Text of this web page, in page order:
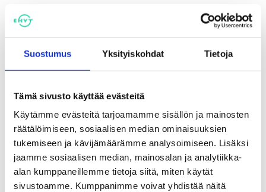
Suostumus Yksityiskohdat Tietoja
Tämä sivusto käyttää evästeitä
Käytämme evästeitä tarjoamamme sisällön ja mainosten
räätälöimiseen, sosiaalisen median ominaisuuksien
tukemiseen ja kävijämäärämme analysoimiseen. Lisäksi
jaamme sosiaalisen median, mainosalan ja analytiikka-
alan kumppaneillemme tietoja siitä, miten käytät
sivustoamme. Kumppanimme voivat yhdistää näitä
Kansanterveys tarvitsee
vahvoja puolustajia
liiketoiminnallista etuaan ilman tarvetta huolehtia
tuotteiden aiheuttamista haitoista. Viime kädessä kyse
on siitä, kuka puolustaa kansanterveyttä ja
yhteiskunnassa heikoimmassa asemassa olevia
väestöryhmiä, jotka kantavat merkittävän osan
haitoista.